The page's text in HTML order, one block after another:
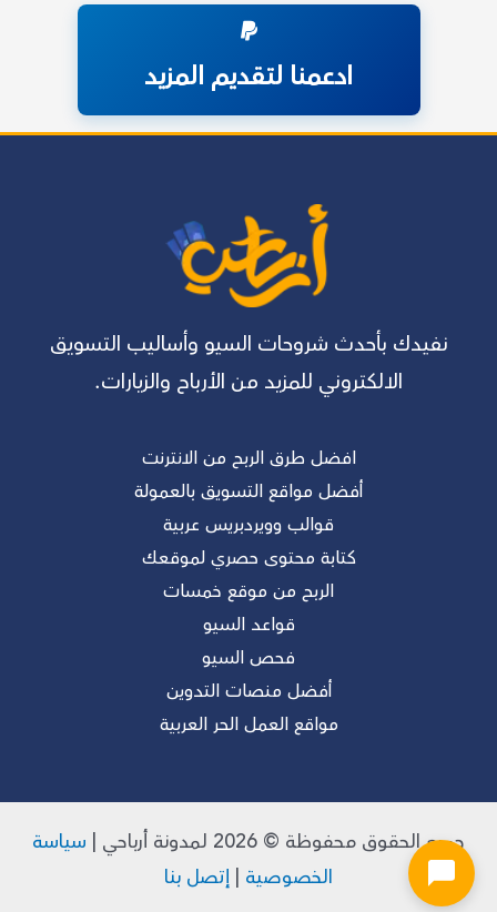
ادعمنا لتقديم المزيد
نفيدك بأحدث شروحات السيو وأساليب التسويق
الالكتروني للمزيد من الأرباح والزيارات.
افضل طرق الربح من الانترنت
أفضل مواقع التسويق بالعمولة
قوالب وويردبريس عربية
كتابة محتوى حصري لموقعك
الربح من موقع خمسات
قواعد السيو
فحص السيو
أفضل منصات التدوين
مواقع العمل الحر العربية
جميع الحقوق محفوظة © 2026 لـمدونة أرباحي |
سياسة
الخصوصية | إتصل بنا